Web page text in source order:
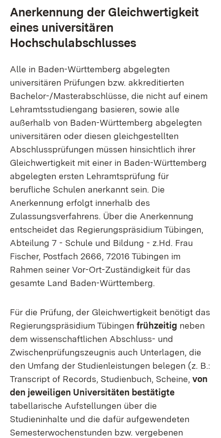
Anerkennung der Gleichwertigkeit
eines universitären
Hochschulabschlusses
Alle in Baden-Württemberg abgelegten
universitären Prüfungen bzw. akkreditierten
Bachelor-/Masterabschlüsse, die nicht auf einem
Lehramtsstudiengang basieren, sowie alle
außerhalb von Baden-Württemberg abgelegten
universitären oder diesen gleichgestellten
Abschlussprüfungen müssen hinsichtlich ihrer
Gleichwertigkeit mit einer in Baden-Württemberg
abgelegten ersten Lehramtsprüfung für
berufliche Schulen anerkannt sein. Die
Anerkennung erfolgt innerhalb des
Zulassungsverfahrens. Über die Anerkennung
entscheidet das Regierungspräsidium Tübingen,
Abteilung 7 - Schule und Bildung - z.Hd. Frau
Fischer, Postfach 2666, 72016 Tübingen im
Rahmen seiner Vor-Ort-Zuständigkeit für das
gesamte Land Baden-Württemberg.
Für die Prüfung, der Gleichwertigkeit benötigt das
Regierungspräsidium Tübingen frühzeitig neben
dem wissenschaftlichen Abschluss- und
Zwischenprüfungszeugnis auch Unterlagen, die
den Umfang der Studienleistungen belegen (z. B.:
Transcript of Records, Studienbuch, Scheine, von
den jeweiligen Universitäten bestätigte
tabellarische Aufstellungen über die
Studieninhalte und die dafür aufgewendeten
Semesterwochenstunden bzw. vergebenen